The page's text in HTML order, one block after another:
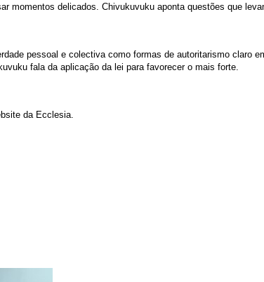
momentos delicados. Chivukuvuku aponta questões que
pessoal e colectiva como formas de autoritarismo claro
fala da aplicação da lei para favorecer o mais forte.
da Ecclesia.